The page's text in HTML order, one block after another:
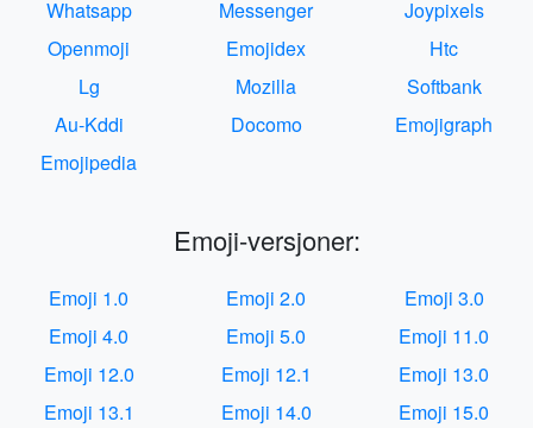
Whatsapp
Messenger
Joypixels
Openmoji
Emojidex
Htc
Lg
Mozilla
Softbank
Au-Kddi
Docomo
Emojigraph
Emojipedia
Emoji-versjoner:
Emoji 1.0 Emoji 2.0
Emoji 3.0
Emoji 4.0
Emoji 5.0
Emoji 11.0
Emoji 12.0
Emoji 12.1
Emoji 13.0
Emoji 13.1
Emoji 14.0
Emoji 15.0